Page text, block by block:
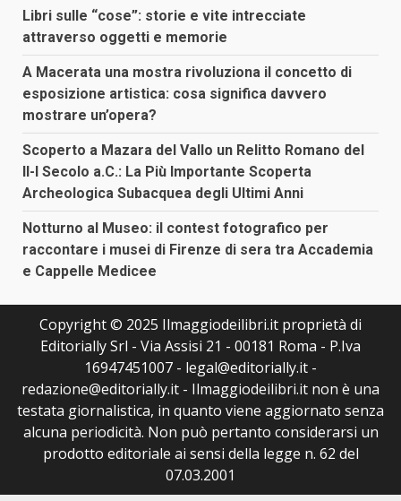
Libri sulle “cose”: storie e vite intrecciate
attraverso oggetti e memorie
A Macerata una mostra rivoluziona il concetto di
esposizione artistica: cosa significa davvero
mostrare un’opera?
Scoperto a Mazara del Vallo un Relitto Romano del
II-I Secolo a.C.: La Più Importante Scoperta
Archeologica Subacquea degli Ultimi Anni
Notturno al Museo: il contest fotografico per
raccontare i musei di Firenze di sera tra Accademia
e Cappelle Medicee
Copyright © 2025 Ilmaggiodeilibri.it proprietà di
Editorially Srl - Via Assisi 21 - 00181 Roma - P.Iva
16947451007 - legal@editorially.it -
redazione@editorially.it - Ilmaggiodeilibri.it non è una
testata giornalistica, in quanto viene aggiornato senza
alcuna periodicità. Non può pertanto considerarsi un
prodotto editoriale ai sensi della legge n. 62 del
07.03.2001